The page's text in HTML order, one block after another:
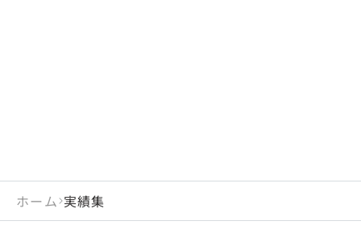
ホーム 実績集